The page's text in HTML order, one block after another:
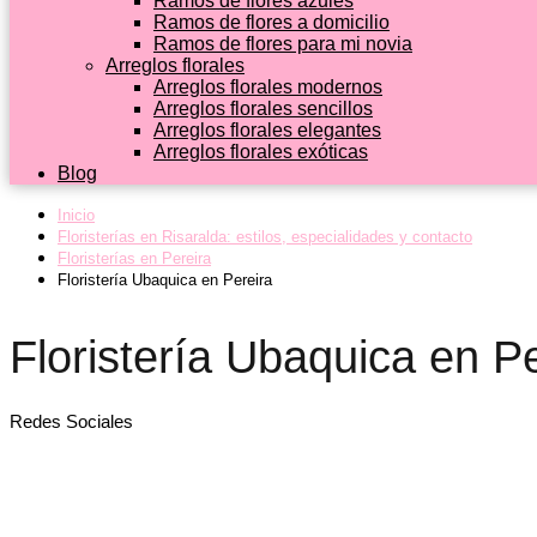
Ramos de flores a domicilio
Ramos de flores para mi novia
Arreglos florales
Arreglos florales modernos
Arreglos florales sencillos
Arreglos florales elegantes
Arreglos florales exóticas
Blog
Inicio
Floristerías en Risaralda: estilos, especialidades y contacto
Floristerías en Pereira
Floristería Ubaquica en Pereira
Floristería Ubaquica en
Redes Sociales